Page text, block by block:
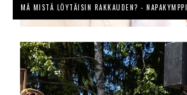
MÄ MISTÄ LÖYTÄISIN RAKKAUDEN? - NAPAKYMPPI